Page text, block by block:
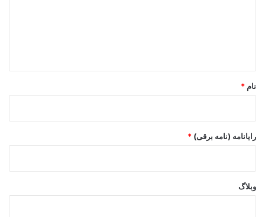
نام *
رایانامه (نامه برقی) *
وبلاگ